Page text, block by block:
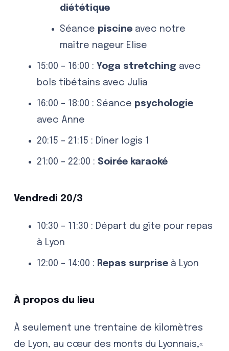
diététique
Séance piscine avec notre
maître nageur Elise
15:00 – 16:00 : Yoga stretching avec
bols tibétains avec Julia
16:00 – 18:00 : Séance psychologie
avec Anne
20:15 – 21:15 : Dîner logis 1
21:00 – 22:00 : Soirée karaoké
Vendredi 20/3
10:30 – 11:30 : Départ du gîte pour repas
à Lyon
12:00 – 14:00 : Repas surprise à Lyon
À propos du lieu
À seulement une trentaine de kilomètres
de Lyon, au cœur des monts du Lyonnais,«